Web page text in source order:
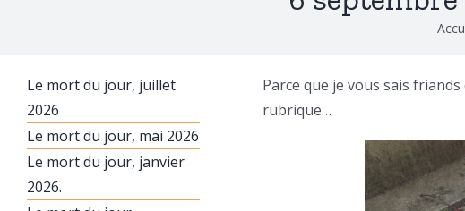
Parce que je vous sais
rubrique…
Le mort du jour, juillet
2026
Le mort du jour, mai 2026
Le mort du jour, janvier
2026.